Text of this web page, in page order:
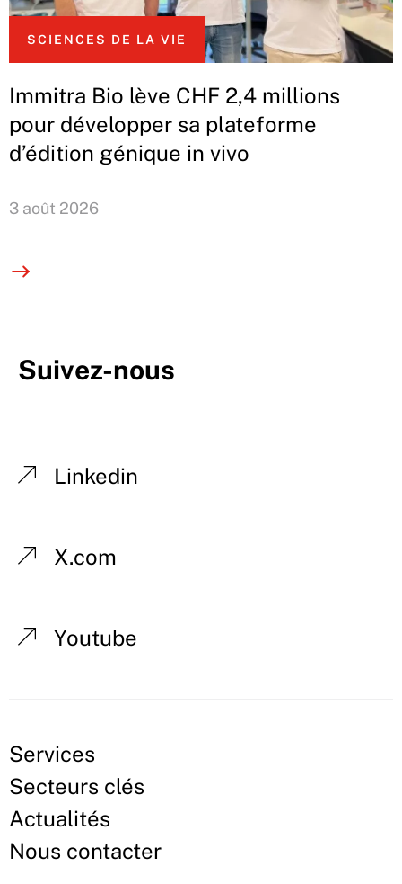
SCIENCES DE LA VIE
Immitra Bio lève CHF 2,4 millions
pour développer sa plateforme
d’édition génique in vivo
3 août 2026
Suivez-nous
Linkedin
X.com
Youtube
Services
Secteurs clés
Actualités
Nous contacter